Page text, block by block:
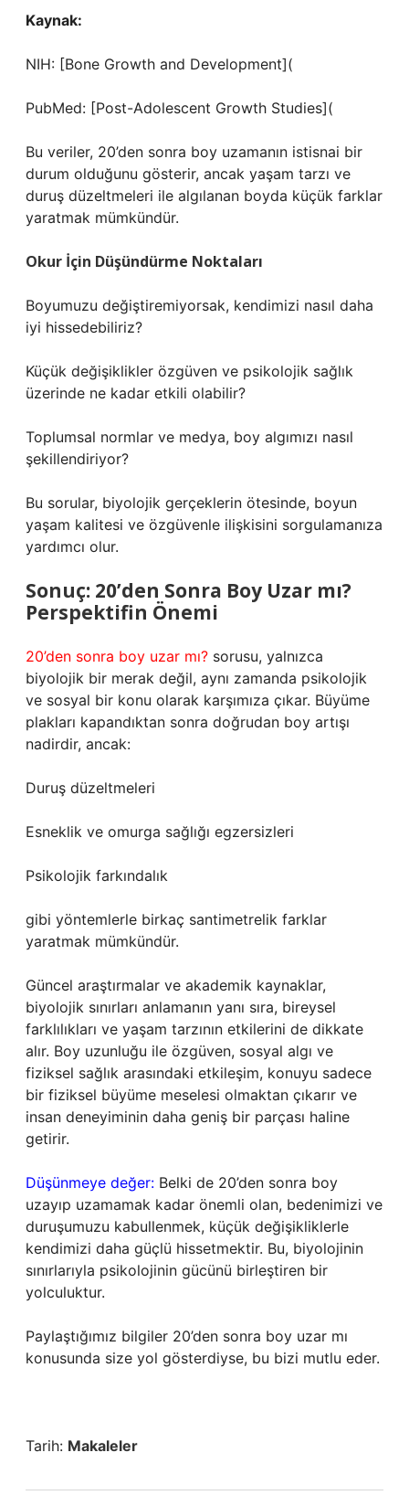
Kaynak:
NIH: [Bone Growth and Development](
PubMed: [Post-Adolescent Growth Studies](
Bu veriler, 20’den sonra boy uzamanın istisnai bir
durum olduğunu gösterir, ancak yaşam tarzı ve
duruş düzeltmeleri ile algılanan boyda küçük farklar
yaratmak mümkündür.
Okur İçin Düşündürme Noktaları
Boyumuzu değiştiremiyorsak, kendimizi nasıl daha
iyi hissedebiliriz?
Küçük değişiklikler özgüven ve psikolojik sağlık
üzerinde ne kadar etkili olabilir?
Toplumsal normlar ve medya, boy algımızı nasıl
şekillendiriyor?
Bu sorular, biyolojik gerçeklerin ötesinde, boyun
yaşam kalitesi ve özgüvenle ilişkisini sorgulamanıza
yardımcı olur.
Sonuç: 20’den Sonra Boy Uzar mı?
Perspektifin Önemi
20’den sonra boy uzar mı? sorusu, yalnızca
biyolojik bir merak değil, aynı zamanda psikolojik
ve sosyal bir konu olarak karşımıza çıkar. Büyüme
plakları kapandıktan sonra doğrudan boy artışı
nadirdir, ancak:
Duruş düzeltmeleri
Esneklik ve omurga sağlığı egzersizleri
Psikolojik farkındalık
gibi yöntemlerle birkaç santimetrelik farklar
yaratmak mümkündür.
Güncel araştırmalar ve akademik kaynaklar,
biyolojik sınırları anlamanın yanı sıra, bireysel
farklılıkları ve yaşam tarzının etkilerini de dikkate
alır. Boy uzunluğu ile özgüven, sosyal algı ve
fiziksel sağlık arasındaki etkileşim, konuyu sadece
bir fiziksel büyüme meselesi olmaktan çıkarır ve
insan deneyiminin daha geniş bir parçası haline
getirir.
Düşünmeye değer: Belki de 20’den sonra boy
uzayıp uzamamak kadar önemli olan, bedenimizi ve
duruşumuzu kabullenmek, küçük değişikliklerle
kendimizi daha güçlü hissetmektir. Bu, biyolojinin
sınırlarıyla psikolojinin gücünü birleştiren bir
yolculuktur.
Paylaştığımız bilgiler 20’den sonra boy uzar mı
konusunda size yol gösterdiyse, bu bizi mutlu eder.
Tarih: Makaleler